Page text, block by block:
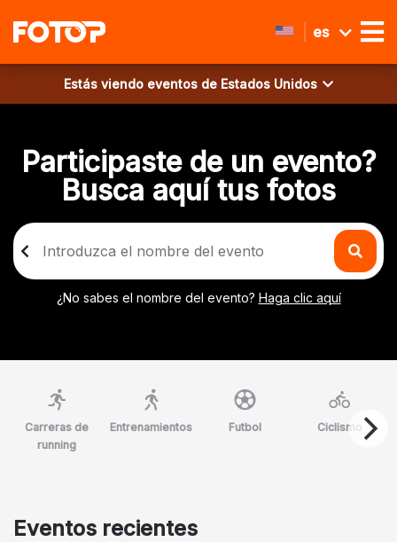
es
Estás viendo eventos de Estados Unidos
Participaste de un evento?
Busca aquí tus fotos
¿No sabes el nombre del evento? Haga clic aquí
Carreras de
running
Entrenamientos Futbol Ciclismo
Eventos recientes